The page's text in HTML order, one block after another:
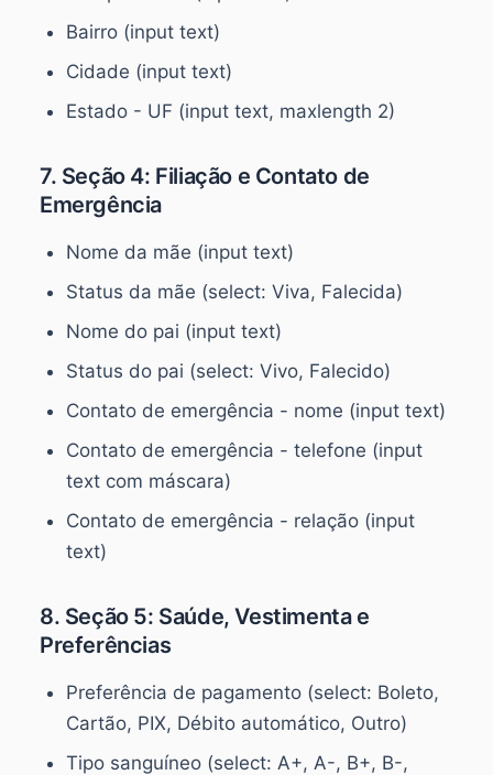
Bairro (input text)
Cidade (input text)
Estado - UF (input text, maxlength 2)
7. Seção 4: Filiação e Contato de
Emergência
Nome da mãe (input text)
Status da mãe (select: Viva, Falecida)
Nome do pai (input text)
Status do pai (select: Vivo, Falecido)
Contato de emergência - nome (input text)
Contato de emergência - telefone (input
text com máscara)
Contato de emergência - relação (input
text)
8. Seção 5: Saúde, Vestimenta e
Preferências
Preferência de pagamento (select: Boleto,
Cartão, PIX, Débito automático, Outro)
Tipo sanguíneo (select: A+, A-, B+, B-,